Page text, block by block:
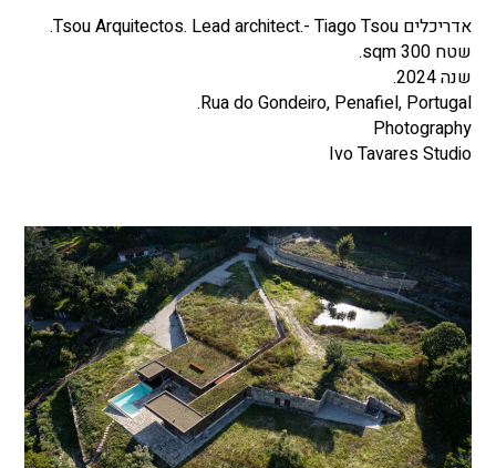
אדריכלים Tsou Arquitectos. Lead architect.- Tiago Tsou.
שטח 300 sqm.
שנה 2024.
Rua do Gondeiro, Penafiel, Portugal.
Photography
Ivo Tavares Studio